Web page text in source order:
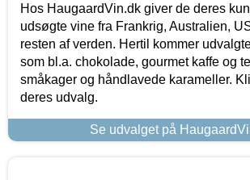
Hos HaugaardVin.dk giver de deres
udsøgte vine fra Frankrig, Australien,
resten af verden. Hertil kommer
som bl.a. chokolade, gourmet kaffe og
småkager og håndlavede karameller.
deres udvalg.
Se udvalget på